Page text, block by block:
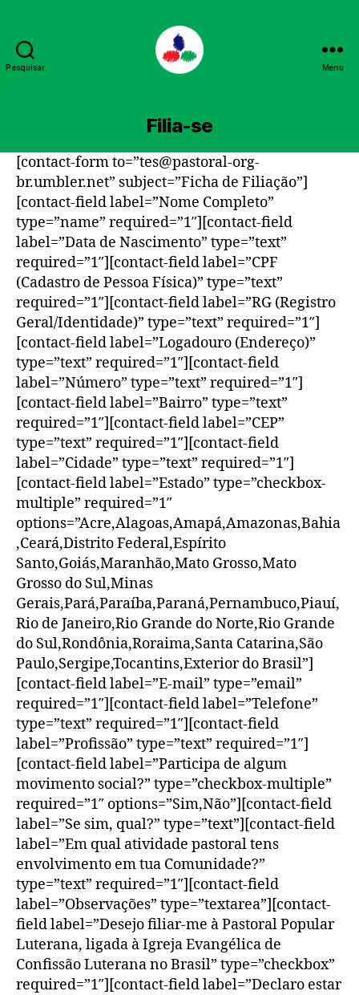
Pesquisar Menu
Filia-se
[contact-form to=”tes@pastoral-org-
br.umbler.net” subject=”Ficha de Filiação”]
[contact-field label=”Nome Completo”
type=”name” required=”1″][contact-field
label=”Data de Nascimento” type=”text”
required=”1″][contact-field label=”CPF
(Cadastro de Pessoa Física)” type=”text”
required=”1″][contact-field label=”RG (Registro
Geral/Identidade)” type=”text” required=”1″]
[contact-field label=”Logadouro (Endereço)”
type=”text” required=”1″][contact-field
label=”Número” type=”text” required=”1″]
[contact-field label=”Bairro” type=”text”
required=”1″][contact-field label=”CEP”
type=”text” required=”1″][contact-field
label=”Cidade” type=”text” required=”1″]
[contact-field label=”Estado” type=”checkbox-
multiple” required=”1″
options=”Acre,Alagoas,Amapá,Amazonas,Bahia
,Ceará,Distrito Federal,Espírito
Santo,Goiás,Maranhão,Mato Grosso,Mato
Grosso do Sul,Minas
Gerais,Pará,Paraíba,Paraná,Pernambuco,Piauí,
Rio de Janeiro,Rio Grande do Norte,Rio Grande
do Sul,Rondônia,Roraima,Santa Catarina,São
Paulo,Sergipe,Tocantins,Exterior do Brasil”]
[contact-field label=”E-mail” type=”email”
required=”1″][contact-field label=”Telefone”
type=”text” required=”1″][contact-field
label=”Profissão” type=”text” required=”1″]
[contact-field label=”Participa de algum
movimento social?” type=”checkbox-multiple”
required=”1″ options=”Sim,Não”][contact-field
label=”Se sim, qual?” type=”text”][contact-field
label=”Em qual atividade pastoral tens
envolvimento em tua Comunidade?”
type=”text” required=”1″][contact-field
label=”Observações” type=”textarea”][contact-
field label=”Desejo filiar-me à Pastoral Popular
Luterana, ligada à Igreja Evangélica de
Confissão Luterana no Brasil” type=”checkbox”
required=”1″][contact-field label=”Declaro estar